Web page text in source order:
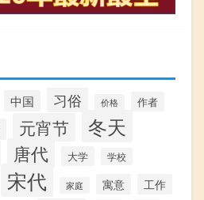
中国 习俗 价格 作者
元宵节 冬天
唐代 大学 学校
宋代 家庭 寓意
工作